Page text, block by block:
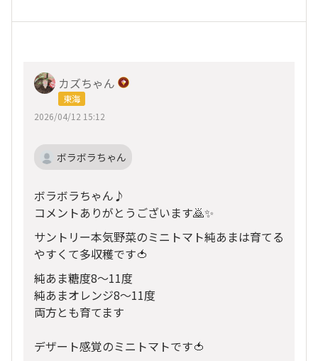
カズちゃん
東海
2026/04/12 15:12
ボラボラちゃん
ボラボラちゃん♪
コメントありがとうございます🙇✨
サントリー本気野菜のミニトマト純あまは育てる
やすくて多収穫です🍅
純あま糖度8～11度
純あまオレンジ8～11度
両方とも育てます
デザート感覚のミニトマトです🍅